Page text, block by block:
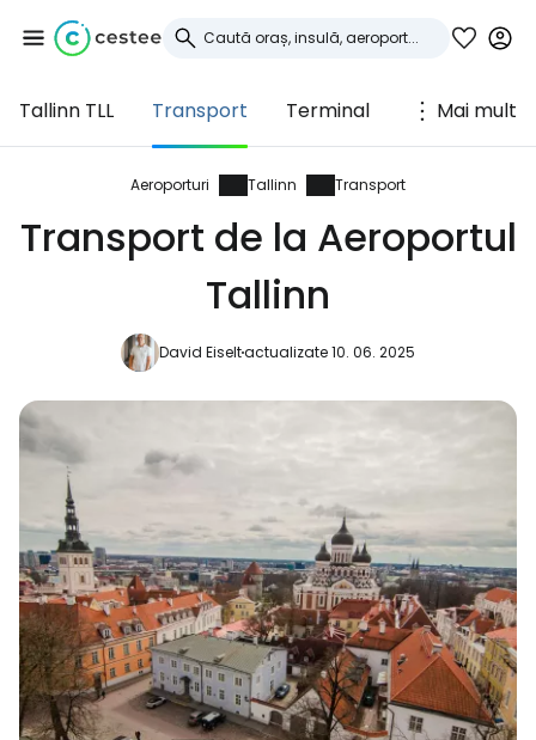
Tallinn TLL Transport Terminal Mai mult
Aeroporturi Tallinn Transport
Transport de la Aeroportul
Tallinn
David Eiseltactualizate 10. 06. 2025
Conectați-vă la
Cestee
... comunitatea mondială a călătorilor
Continuați cu e-mailul